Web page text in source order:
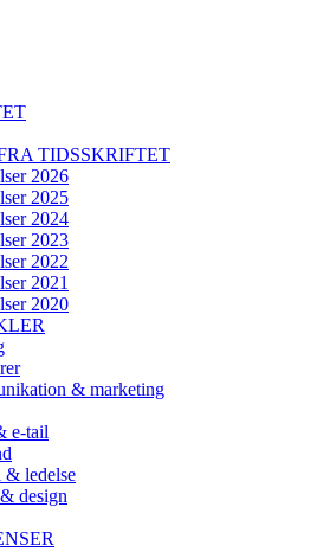
TIDSSKRIFTET
2026
2025
2024
2023
2022
2021
2020
& marketing
e-tail
& ledelse
design